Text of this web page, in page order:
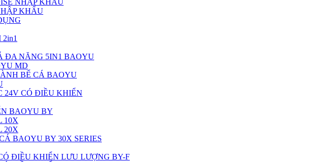
NHẬP KHẨU
KHẨU
ĐA NĂNG 5IN1 BAOYU
MD
BỂ CÁ BAOYU
24V CÓ ĐIỀU KHIỂN
BAOYU BY
10X
20X
BAOYU BY 30X SERIES
ĐIỀU KHIỂN LƯU LƯỢNG BY-F